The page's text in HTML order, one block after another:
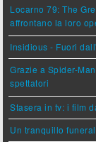
Locarno 79: The
affrontano la loro
Insidious - Fuori
Grazie a Spider-
spettatori
Stasera in tv: i film
Un tranquillo